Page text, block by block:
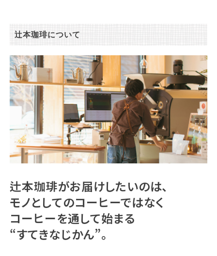
辻本珈琲について
辻本珈琲がお届けしたいのは、
モノとしてのコーヒーではなく
コーヒーを通して始まる
“すてきなじかん”。